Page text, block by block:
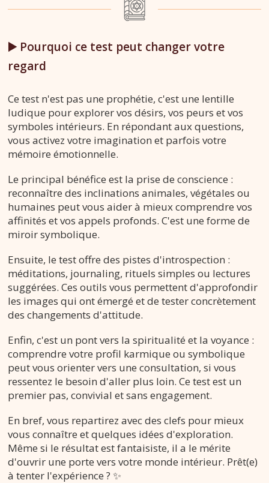
▶️ Pourquoi ce test peut changer votre
regard
Ce test n'est pas une prophétie, c'est une lentille
ludique pour explorer vos désirs, vos peurs et vos
symboles intérieurs. En répondant aux questions,
vous activez votre imagination et parfois votre
mémoire émotionnelle.
Le principal bénéfice est la prise de conscience :
reconnaître des inclinations animales, végétales ou
humaines peut vous aider à mieux comprendre vos
affinités et vos appels profonds. C'est une forme de
miroir symbolique.
Ensuite, le test offre des pistes d'introspection :
méditations, journaling, rituels simples ou lectures
suggérées. Ces outils vous permettent d'approfondir
les images qui ont émergé et de tester concrètement
des changements d'attitude.
Enfin, c'est un pont vers la spiritualité et la voyance :
comprendre votre profil karmique ou symbolique
peut vous orienter vers une consultation, si vous
ressentez le besoin d'aller plus loin. Ce test est un
premier pas, convivial et sans engagement.
En bref, vous repartirez avec des clefs pour mieux
vous connaître et quelques idées d'exploration.
Même si le résultat est fantaisiste, il a le mérite
d'ouvrir une porte vers votre monde intérieur. Prêt(e)
à tenter l'expérience ? ✨